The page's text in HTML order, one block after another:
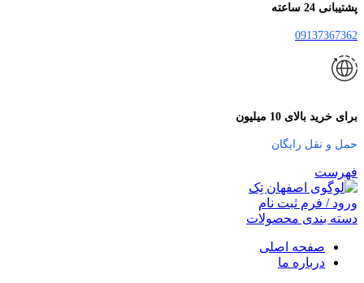
پشتیبانی 24 ساعته
09137367362
برای خرید بالای 10 میلیون
حمل و نقل رایگان
فهرست
ورود / فرم ثبت نام
دسته بندی محصولات
صفحه اصلی
درباره ما